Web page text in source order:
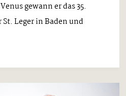
gewann er das 35.
Leger in Baden und